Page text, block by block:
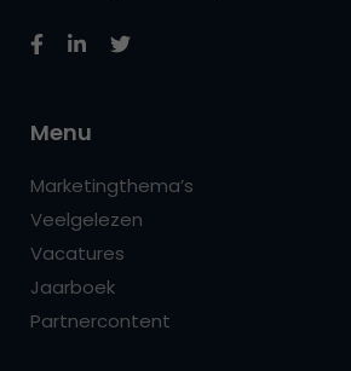
Menu
Marketingthema’s
Veelgelezen
Vacatures
Jaarboek
Partnercontent